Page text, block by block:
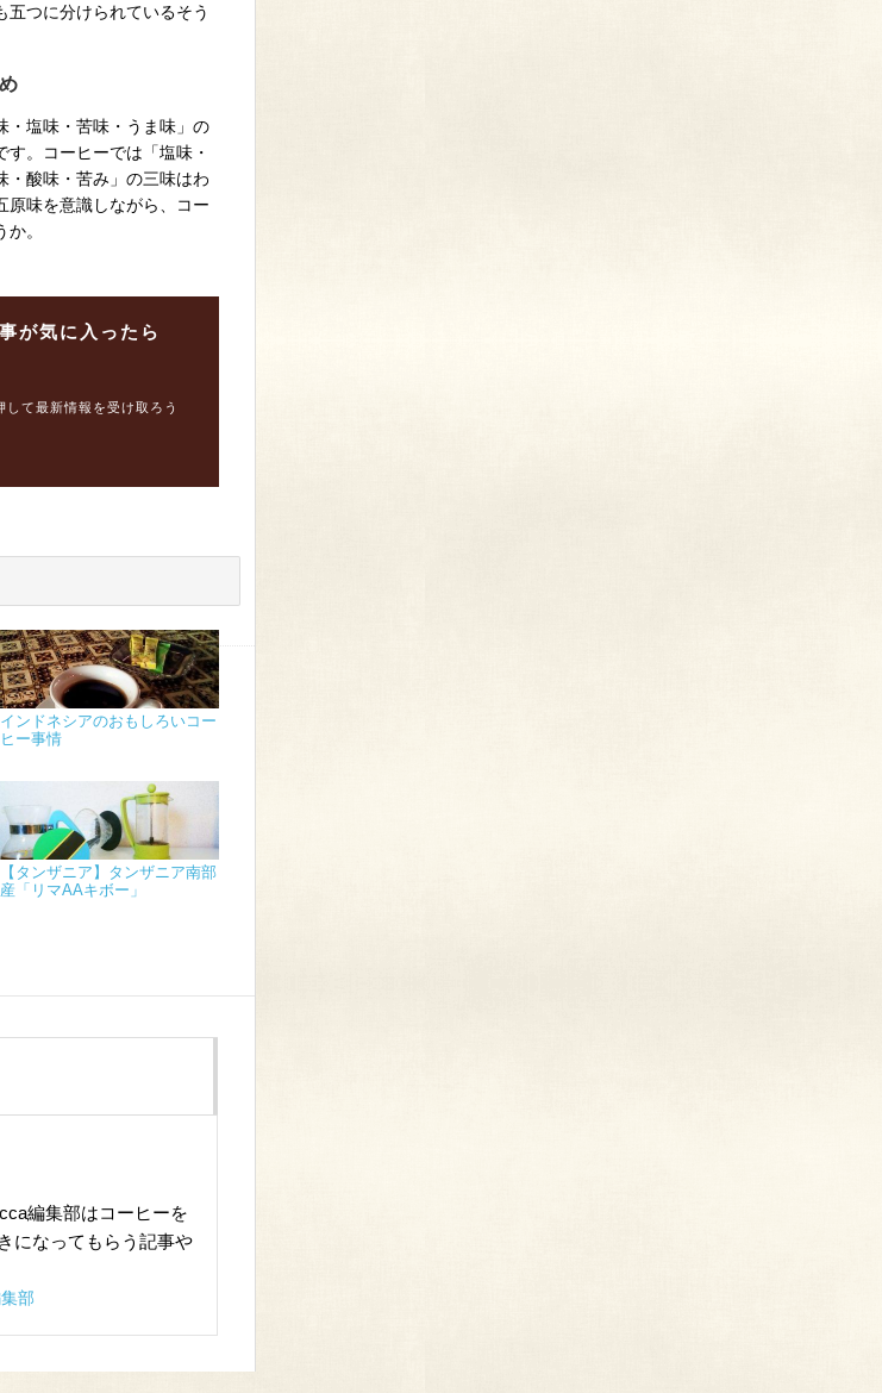
つに分けられているそう
・塩味・苦味・うま味」の
。コーヒーでは「塩味・
・酸味・苦み」の三味はわ
原味を意識しながら、コー
。
が気に入ったら
して最新情報を受け取ろう
インドネシアのおもしろいコー
ヒー事情
【タンザニア】タンザニア南部
産「リマAAキボー」
編集部はコーヒーを
になってもらう記事や
部